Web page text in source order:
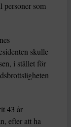
som
skulle
i stället för
43 år
efter att ha